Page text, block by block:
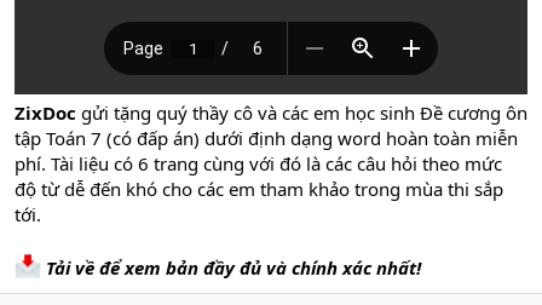
ZixDoc gửi tặng quý thầy cô và các em học sinh Đề cương ôn
tập Toán 7 (có đấp án) dưới định dạng word hoàn toàn miễn
phí. Tài liệu có 6 trang cùng với đó là các câu hỏi theo mức
độ từ dễ đến khó cho các em tham khảo trong mùa thi sắp
tới.
Tải về để xem bản đầy đủ và chính xác nhất!